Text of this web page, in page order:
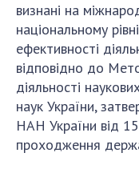
визнані на
національному
ефективності
відповідно до
діяльності
наук України,
НАН України від
проходження